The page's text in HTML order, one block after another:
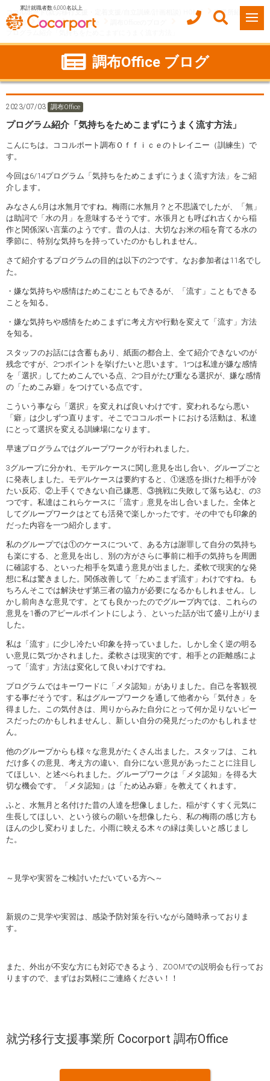
累計就職者数 6,000名以上
ココルポート(就労移行支援・定着支援/自立訓練/計画相談) HOME
事業所紹介
東京都
調布市 調布Office
プログラム紹介「気持ちをためこまずにうまく流す方法」
調布Office ブログ
2023/07/03 調布Office
プログラム紹介「気持ちをためこまずにうまく流す方法」
こんにちは。ココルポート調布Ｏｆｆｉｃｅのトレイニー（訓練生）で
す。
今回は6/14プログラム「気持ちをためこまずにうまく流す方法」をご紹
介します。
みなさん6月は水無月ですね。梅雨に水無月？と不思議でしたが、「無」
は助詞で「水の月」を意味するそうです。水張月とも呼ばれ古くから稲
作と関係深い言葉のようです。昔の人は、大切なお米の稲を育てる水の
季節に、特別な気持ちを持っていたのかもしれません。
さて紹介するプログラムの目的は以下の2つです。なお参加者は11名でし
た。
・嫌な気持ちや感情はためこむこともできるが、「流す」こともできる
ことを知る。
・嫌な気持ちや感情をためこまずに考え方や行動を変えて「流す」方法
を知る。
スタッフのお話には含蓄もあり、紙面の都合上、全て紹介できないのが
残念ですが、2つポイントを挙げたいと思います。1つは私達が嫌な感情
を「選択」してためこんでいる点、2つ目がたび重なる選択が、嫌な感情
の「ためこみ癖」をつけている点です。
こういう事なら「選択」を変えれば良いわけです。変われるなら悪い
「癖」は少しずつ直ります。そこでココルポートにおける活動は、私達
にとって選択を変える訓練場になります。
早速プログラムではグループワークが行われました。
3グループに分かれ、モデルケースに関し意見を出し合い、グループごと
に発表しました。モデルケースは要約すると、①迷惑を掛けた相手が冷
たい反応、②上手くできない自己嫌悪、③挑戦に失敗して落ち込む、の3
つです。私達はこれらケースに「流す」意見を出し合いました。全体と
してグループワークはとても活発で楽しかったです。その中でも印象的
だった内容を一つ紹介します。
私のグループでは①のケースについて、ある方は謝罪して自分の気持ち
も楽にする、と意見を出し、別の方がさらに事前に相手の気持ちを周囲
に確認する、といった相手を気遣う意見が出ました。柔軟で現実的な発
想に私は驚きました。関係改善して「ためこまず流す」わけですね。も
ちろんそこでは解決せず第三者の協力が必要になるかもしれません。し
かし前向きな意見です。とても良かったのでグループ内では、これらの
意見を1番のアピールポイントにしよう、といった話が出て盛り上がりま
した。
私は「流す」に少し冷たい印象を持っていました。しかし全く逆の明る
い意見に気づかされました。柔軟さは現実的です。相手との距離感によ
って「流す」方法は変化して良いわけですね。
プログラムではキーワードに「メタ認知」がありました。自己を客観視
する事だそうです。私はグループワークを通して他者から「気付き」を
得ました。この気付きは、周りからみた自分にとって何か足りないピー
スだったのかもしれませんし、新しい自分の発見だったのかもしれませ
ん。
他のグループからも様々な意見がたくさん出ました。スタッフは、これ
だけ多くの意見、考え方の違い、自分にない意見があったことに注目し
てほしい、と述べられました。グループワークは「メタ認知」を得る大
切な機会です。「メタ認知」は「ため込み癖」を教えてくれます。
ふと、水無月と名付けた昔の人達を想像しました。稲がすくすく元気に
生長してほしい、という彼らの願いを想像したら、私の梅雨の感じ方も
ほんの少し変わりました。小雨に映える木々の緑は美しいと感じまし
た。
～見学や実習をご検討いただいている方へ～
新規のご見学や実習は、感染予防対策を行いながら随時承っておりま
す。
また、外出が不安な方にも対応できるよう、ZOOMでの説明会も行ってお
りますので、まずはお気軽にご連絡ください！！
就労移行支援事業所 Cocorport 調布Office